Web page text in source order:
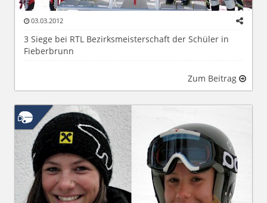
03.03.2012
3 Siege bei RTL Bezirksmeisterschaft der Schüler in
Fieberbrunn
Zum Beitrag